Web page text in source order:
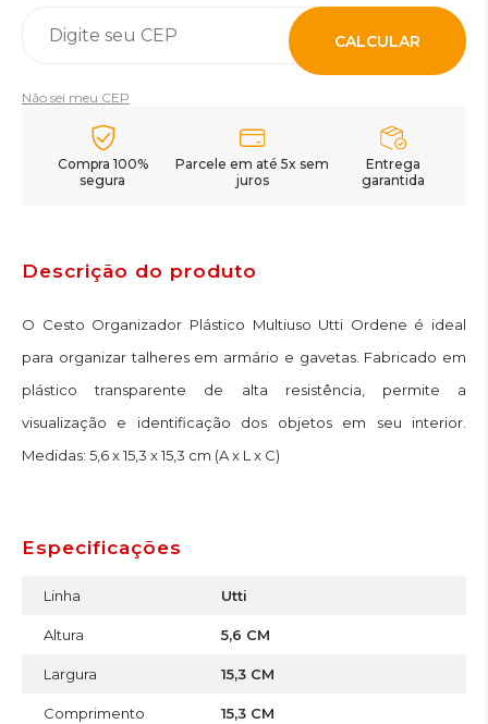
CALCULAR
Não sei meu CEP
Compra 100%
segura
Parcele em até 5x sem
juros
Entrega
garantida
Descrição do produto
O Cesto Organizador Plástico Multiuso Utti Ordene é ideal
para organizar talheres em armário e gavetas. Fabricado em
plástico transparente de alta resistência, permite a
visualização e identificação dos objetos em seu interior.
Medidas: 5,6 x 15,3 x 15,3 cm (A x L x C)
Especificações
Linha Utti
Altura 5,6 CM
Largura 15,3 CM
Comprimento 15,3 CM